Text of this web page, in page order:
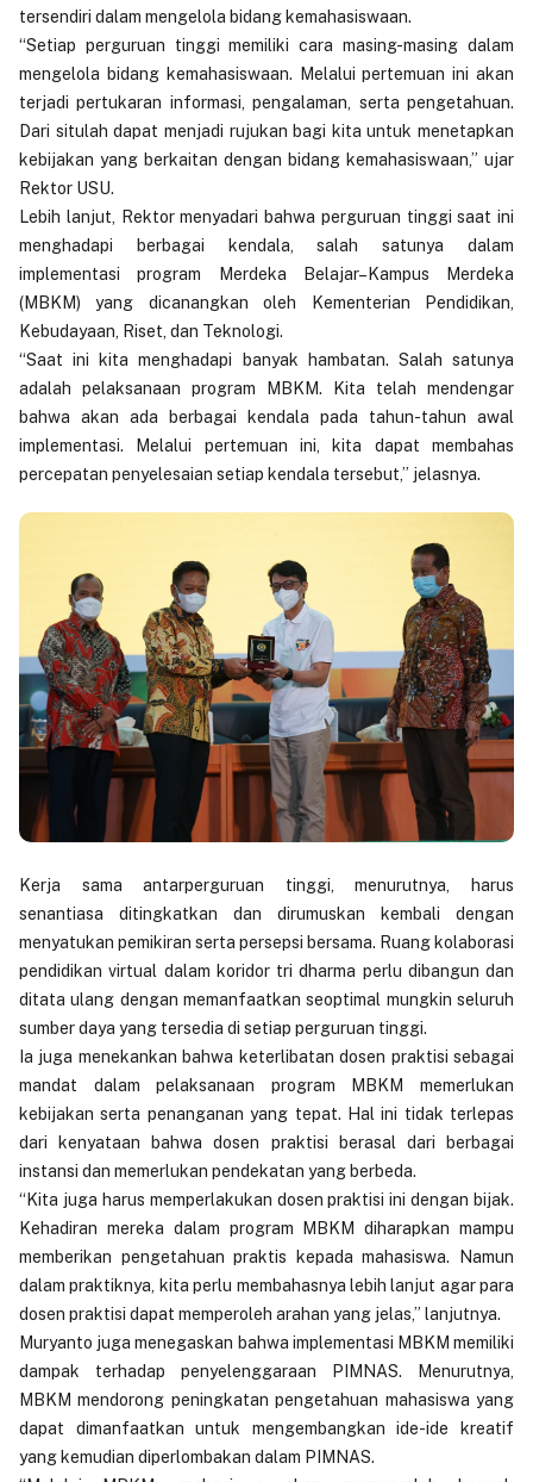
tersendiri dalam mengelola bidang kemahasiswaan.
“Setiap perguruan tinggi memiliki cara masing-masing dalam
mengelola bidang kemahasiswaan. Melalui pertemuan ini akan
terjadi pertukaran informasi, pengalaman, serta pengetahuan.
Dari situlah dapat menjadi rujukan bagi kita untuk menetapkan
kebijakan yang berkaitan dengan bidang kemahasiswaan,” ujar
Rektor USU.
Lebih lanjut, Rektor menyadari bahwa perguruan tinggi saat ini
menghadapi berbagai kendala, salah satunya dalam
implementasi program Merdeka Belajar–Kampus Merdeka
(MBKM) yang dicanangkan oleh Kementerian Pendidikan,
Kebudayaan, Riset, dan Teknologi.
“Saat ini kita menghadapi banyak hambatan. Salah satunya
adalah pelaksanaan program MBKM. Kita telah mendengar
bahwa akan ada berbagai kendala pada tahun-tahun awal
implementasi. Melalui pertemuan ini, kita dapat membahas
percepatan penyelesaian setiap kendala tersebut,” jelasnya.
Kerja sama antarperguruan tinggi, menurutnya, harus
senantiasa ditingkatkan dan dirumuskan kembali dengan
menyatukan pemikiran serta persepsi bersama. Ruang kolaborasi
pendidikan virtual dalam koridor tri dharma perlu dibangun dan
ditata ulang dengan memanfaatkan seoptimal mungkin seluruh
sumber daya yang tersedia di setiap perguruan tinggi.
Ia juga menekankan bahwa keterlibatan dosen praktisi sebagai
mandat dalam pelaksanaan program MBKM memerlukan
kebijakan serta penanganan yang tepat. Hal ini tidak terlepas
dari kenyataan bahwa dosen praktisi berasal dari berbagai
instansi dan memerlukan pendekatan yang berbeda.
“Kita juga harus memperlakukan dosen praktisi ini dengan bijak.
Kehadiran mereka dalam program MBKM diharapkan mampu
memberikan pengetahuan praktis kepada mahasiswa. Namun
dalam praktiknya, kita perlu membahasnya lebih lanjut agar para
dosen praktisi dapat memperoleh arahan yang jelas,” lanjutnya.
Muryanto juga menegaskan bahwa implementasi MBKM memiliki
dampak terhadap penyelenggaraan PIMNAS. Menurutnya,
MBKM mendorong peningkatan pengetahuan mahasiswa yang
dapat dimanfaatkan untuk mengembangkan ide-ide kreatif
yang kemudian diperlombakan dalam PIMNAS.